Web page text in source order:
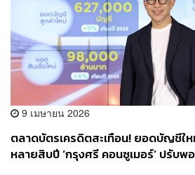
9 เมษายน 2026
ตลาดบัตรเครดิตสะเทือน! ยอดบัญชีใ
หลายสิบปี ‘กรุงศรี คอนซูเมอร์’ ปรับ